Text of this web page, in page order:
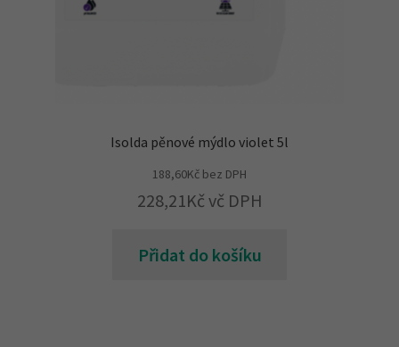
Isolda pěnové mýdlo violet 5l
188,60Kč bez DPH
228,21Kč vč DPH
Přidat do košíku